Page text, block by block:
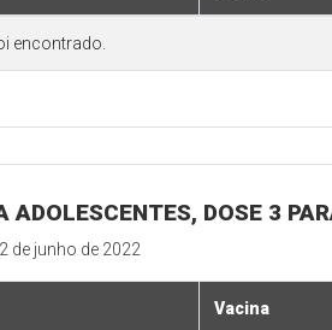
encontrado.
ADOLESCENTES, DOSE 3
de junho de 2022
Vacina